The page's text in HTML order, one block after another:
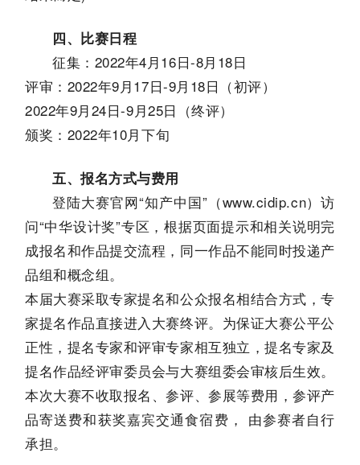
四、比赛日程
征集：2022年4月16日-8月18日
评审：2022年9月17日-9月18日（初评）
2022年9月24日-9月25日（终评）
颁奖：2022年10月下旬
五、报名方式与费用
登陆大赛官网“知产中国”（www.cidip.cn）访
问“中华设计奖”专区，根据页面提示和相关说明完
成报名和作品提交流程，同一作品不能同时投递产
品组和概念组。
本届大赛采取专家提名和公众报名相结合方式，专
家提名作品直接进入大赛终评。为保证大赛公平公
正性，提名专家和评审专家相互独立，提名专家及
提名作品经评审委员会与大赛组委会审核后生效。
本次大赛不收取报名、参评、参展等费用，参评产
品寄送费和获奖嘉宾交通食宿费， 由参赛者自行
承担。